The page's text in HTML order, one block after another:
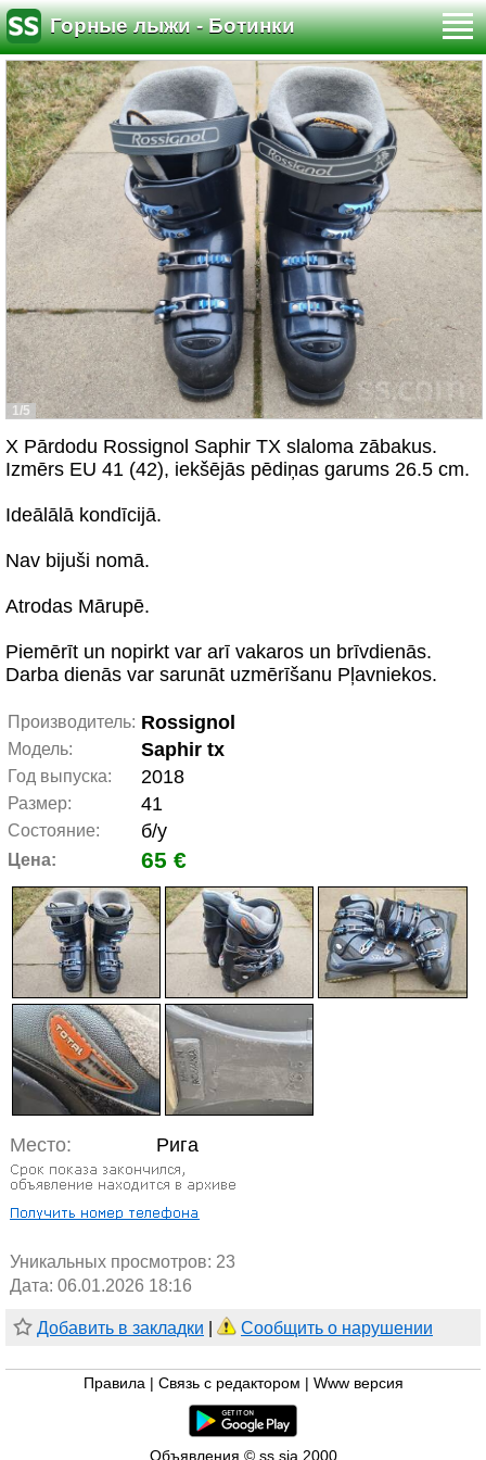
Горные лыжи - Ботинки
1/5
X Pārdodu Rossignol Saphir TX slaloma zābakus.
Izmērs EU 41 (42), iekšējās pēdiņas garums 26.5 cm.
Ideālālā kondīcijā.
Nav bijuši nomā.
Atrodas Mārupē.
Piemērīt un nopirkt var arī vakaros un brīvdienās.
Darba dienās var sarunāt uzmērīšanu Pļavniekos.
Производитель: Rossignol
Модель: Saphir tx
Год выпуска: 2018
Размер: 41
Состояние: б/у
Цена: 65 €
Место: Рига
Уникальных просмотров: 23
Дата: 06.01.2026 18:16
Добавить в закладки Сообщить о нарушении
Правила Связь с редактором Www версия
Объявления © ss sia 2000